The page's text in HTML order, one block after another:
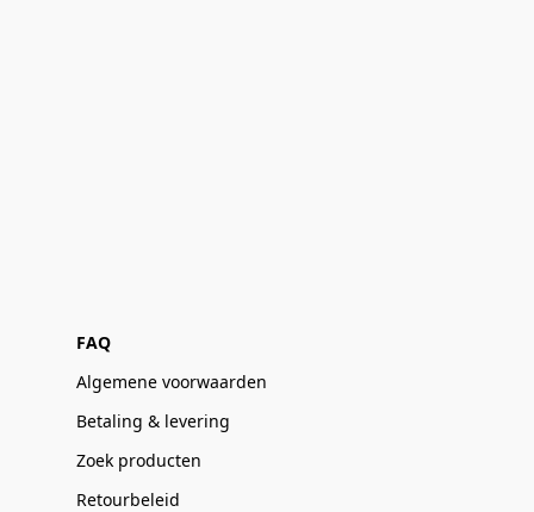
FAQ
Algemene voorwaarden
Betaling & levering
Zoek producten
Retourbeleid